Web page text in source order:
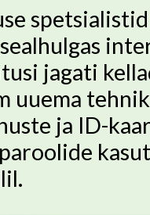
jagati
uuema
ja ID-